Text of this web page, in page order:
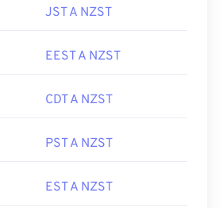
JST A NZST
EEST A NZST
CDT A NZST
PST A NZST
EST A NZST